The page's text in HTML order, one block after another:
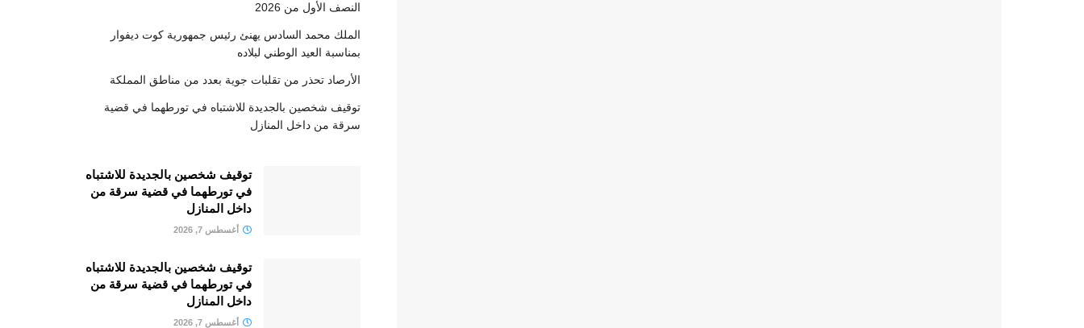
النصف الأول من 2026
الملك محمد السادس يهنئ رئيس جمهورية كوت ديفوار
بمناسبة العيد الوطني لبلاده
الأرصاد تحذر من تقلبات جوية بعدد من مناطق المملكة
توقيف شخصين بالجديدة للاشتباه في تورطهما في قضية
سرقة من داخل المنازل
توقيف شخصين بالجديدة للاشتباه
في تورطهما في قضية سرقة من
داخل المنازل
أغسطس 7, 2026
توقيف شخصين بالجديدة للاشتباه
في تورطهما في قضية سرقة من
داخل المنازل
أغسطس 7, 2026